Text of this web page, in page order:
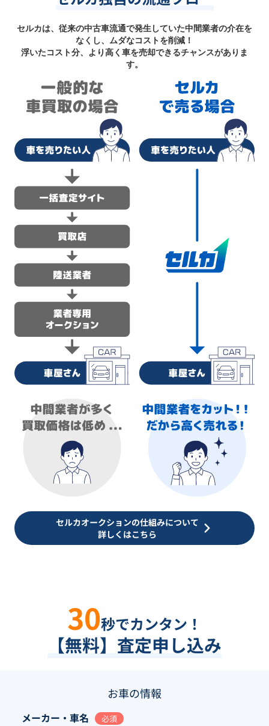
セルカは、従来の中古車流通で発生していた中間業者の介在を
なくし、ムダなコストを削減！
浮いたコスト分、より高く車を売却できるチャンスがありま
す。
セルカオークションの仕組みについて
詳しくはこちら
30秒でカンタン！
【無料】査定申し込み
お車の情報
メーカー・車名 必須